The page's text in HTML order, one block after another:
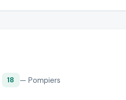
18 — Pompiers